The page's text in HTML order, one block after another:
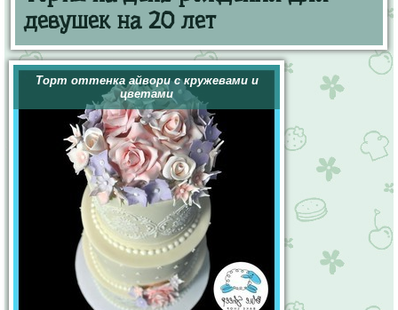
девушек на 20 лет
Торт оттенка айвори с кружевами и
цветами